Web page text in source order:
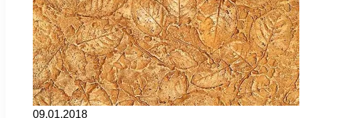
09.01.2018